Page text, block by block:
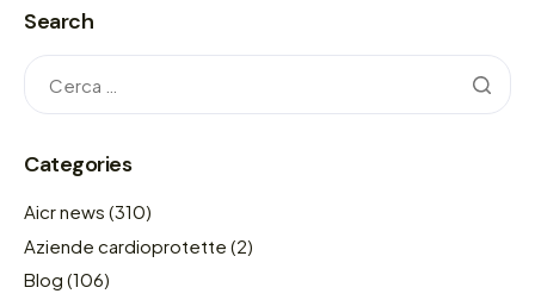
Search
Categories
Aicr news (310)
Aziende cardioprotette (2)
Blog (106)